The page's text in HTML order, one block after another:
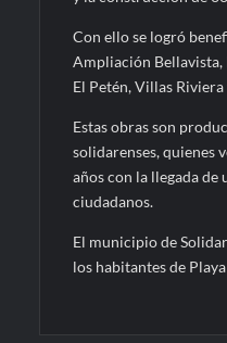
Con ello se logró
Ampliación Bellavista,
El Petén, Villas
Estas obras son
solidarenses, quienes
años con la llegada de
ciudadanos.
El municipio de
los habitantes de